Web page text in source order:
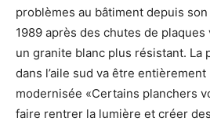
problèmes au bâtiment depuis
1989 après des chutes de
un granite blanc plus résistant. La
dans l’aile sud va être
modernisée «Certains planchers
faire rentrer la lumière et créer